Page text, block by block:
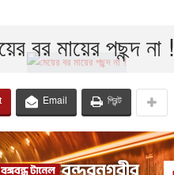
বর মায়ের পছন্দ না !
Email প্রিন্ট